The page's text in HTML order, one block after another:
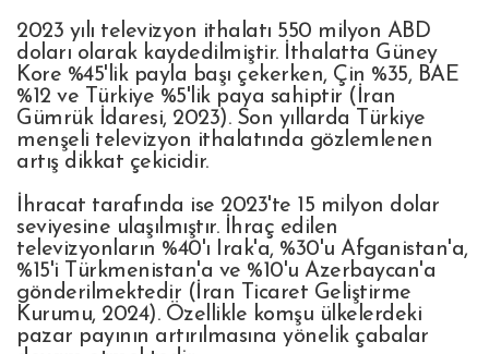
2023 yılı televizyon ithalatı 550 milyon ABD
doları olarak kaydedilmiştir. İthalatta Güney
Kore %45'lik payla başı çekerken, Çin %35, BAE
%12 ve Türkiye %5'lik paya sahiptir (İran
Gümrük İdaresi, 2023). Son yıllarda Türkiye
menşeli televizyon ithalatında gözlemlenen
artış dikkat çekicidir.
İhracat tarafında ise 2023'te 15 milyon dolar
seviyesine ulaşılmıştır. İhraç edilen
televizyonların %40'ı Irak'a, %30'u Afganistan'a,
%15'i Türkmenistan'a ve %10'u Azerbaycan'a
gönderilmektedir (İran Ticaret Geliştirme
Kurumu, 2024). Özellikle komşu ülkelerdeki
pazar payının artırılmasına yönelik çabalar